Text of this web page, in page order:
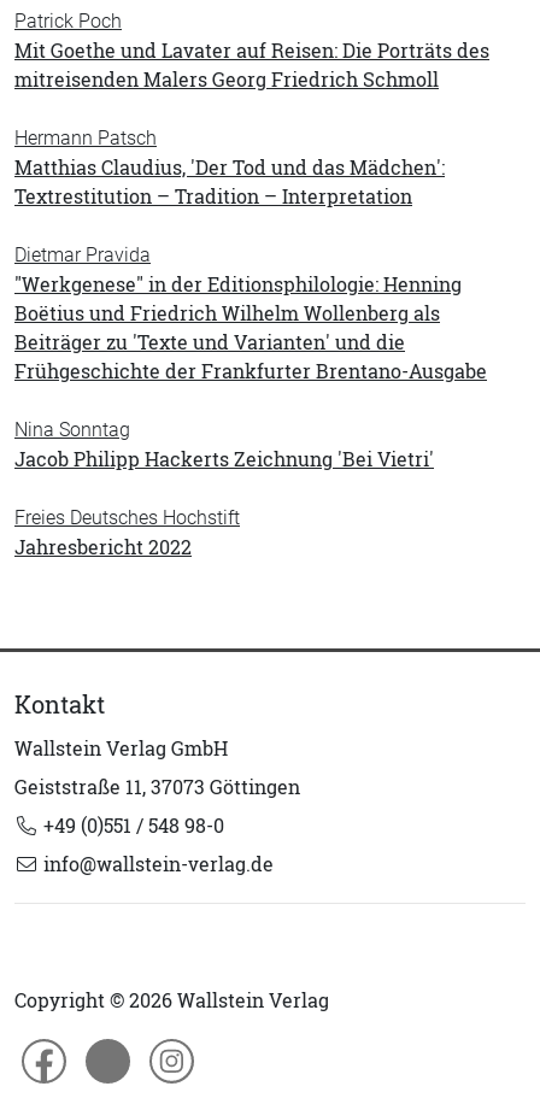
Patrick Poch
Mit Goethe und Lavater auf Reisen: Die Porträts des
mitreisenden Malers Georg Friedrich Schmoll
Hermann Patsch
Matthias Claudius, 'Der Tod und das Mädchen':
Textrestitution – Tradition – Interpretation
Dietmar Pravida
"Werkgenese" in der Editionsphilologie: Henning
Boëtius und Friedrich Wilhelm Wollenberg als
Beiträger zu 'Texte und Varianten' und die
Frühgeschichte der Frankfurter Brentano-Ausgabe
Nina Sonntag
Jacob Philipp Hackerts Zeichnung 'Bei Vietri'
Freies Deutsches Hochstift
Jahresbericht 2022
Kontakt
Wallstein Verlag GmbH
Geiststraße 11, 37073 Göttingen
+49 (0)551 / 548 98-0
info@wallstein-verlag.de
Copyright © 2026 Wallstein Verlag